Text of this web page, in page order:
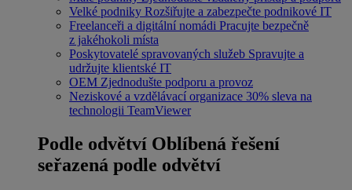
Velké podniky Rozšiřujte a zabezpečte podnikové IT
Freelanceři a digitální nomádi Pracujte bezpečně
z jakéhokoli místa
Poskytovatelé spravovaných služeb Spravujte a
udržujte klientské IT
OEM Zjednodušte podporu a provoz
Neziskové a vzdělávací organizace 30% sleva na
technologii TeamViewer
Podle odvětví Oblíbená řešení
seřazená podle odvětví